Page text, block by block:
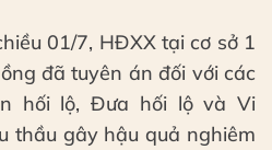
01/7, HĐXX tại cơ sở 1
đã tuyên án đối với các
hối lộ, Đưa hối lộ và Vi
thầu gây hậu quả nghiêm